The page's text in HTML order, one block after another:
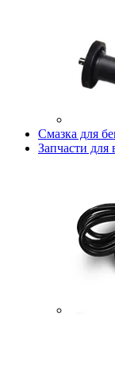
Смазка для
Запчасти для